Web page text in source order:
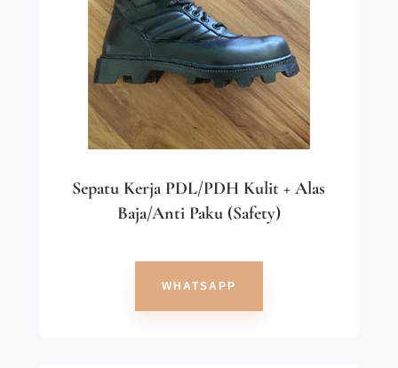
Sepatu Kerja PDL/PDH Kulit + Alas
Baja/Anti Paku (Safety)
WHATSAPP